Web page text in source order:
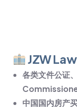
JZW
各类文件公证
中国国内房产